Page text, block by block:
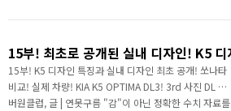
은 크게 술렁거렸습니다. 역대급 디자인이라고 평가를
욱 멋지다라는 평가를 받았으니 이슈가 되는 건 당연한
것이라고 생각합니다. 신형 K5는 21일 목요일 부터 사
전 계약을 시작하는데, 얼마나 높은 판매량을 보여주게
될지 벌써부터 기대가 된다고 할 수 있습니다. 정식 사전
15부! K5 디자인 특징과 실내 디자인 최초 공개! 쏘나타
비교! 실제 차량! KIA K5 OPTIMA DL3! 3rd 사진 DL 넘
버원클럽, 글 | 연못구름 "감"이 아닌 정확한 수치 자료를